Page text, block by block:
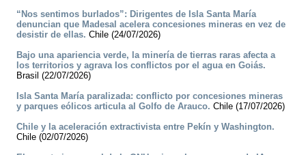
“Nos sentimos burlados”: Dirigentes de Isla Santa María
denuncian que Madesal acelera concesiones mineras en vez de
desistir de ellas. Chile (24/07/2026)
Bajo una apariencia verde, la minería de tierras raras afecta a
los territorios y agrava los conflictos por el agua en Goiás.
Brasil (22/07/2026)
Isla Santa María paralizada: conflicto por concesiones mineras
y parques eólicos articula al Golfo de Arauco. Chile (17/07/2026)
Chile y la aceleración extractivista entre Pekín y Washington.
Chile (02/07/2026)